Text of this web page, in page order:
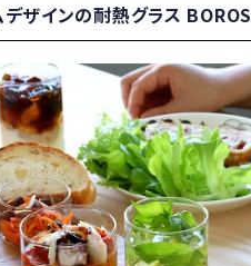
デザインの耐熱グラス